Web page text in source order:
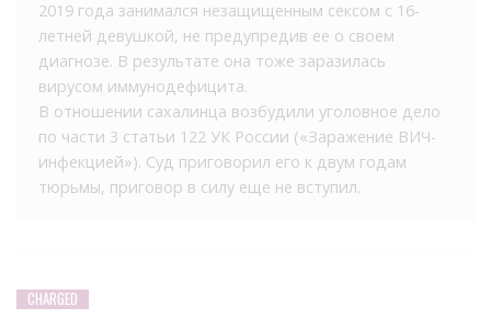
2019 года занимался незащищенным сексом с 16-
летней девушкой, не предупредив ее о своем
диагнозе. В результате она тоже заразилась
вирусом иммунодефицита.
В отношении сахалинца возбудили уголовное дело
по части 3 статьи 122 УК России («Заражение ВИЧ-
инфекцией»). Суд приговорил его к двум годам
тюрьмы, приговор в силу еще не вступил.
CHARGED